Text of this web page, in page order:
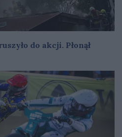
do akcji. Płonął